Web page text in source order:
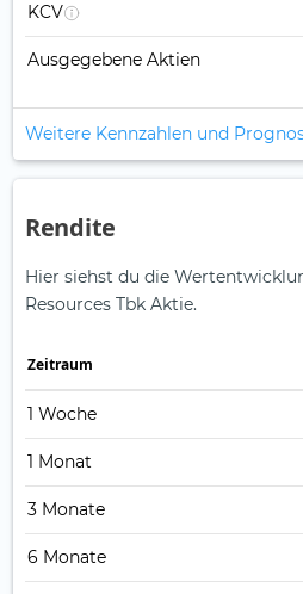
KCV
Ausgegebene Aktien
Weitere Kennzahlen und
Rendite
Hier siehst du die
Resources Tbk Aktie.
Zeitraum
1 Woche
1 Monat
3 Monate
6 Monate